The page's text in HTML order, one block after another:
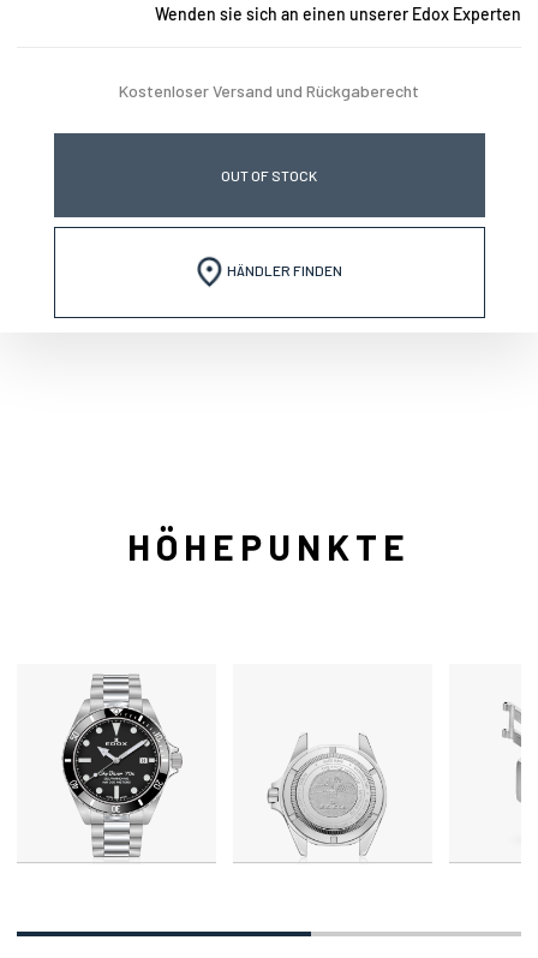
Wenden sie sich an einen unserer Edox Experten
Kostenloser Versand und Rückgaberecht
OUT OF STOCK
HÄNDLER FINDEN
HÖHEPUNKTE